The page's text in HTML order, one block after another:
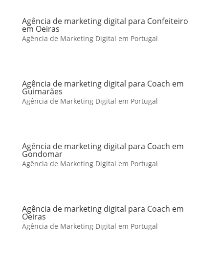
Agência de marketing digital para Confeiteiro
em Oeiras
Agência de Marketing Digital em Portugal
Agência de marketing digital para Coach em
Guimarães
Agência de Marketing Digital em Portugal
Agência de marketing digital para Coach em
Gondomar
Agência de Marketing Digital em Portugal
Agência de marketing digital para Coach em
Oeiras
Agência de Marketing Digital em Portugal